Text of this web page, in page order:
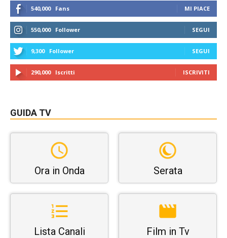
540,000 Fans MI PIACE
550,000 Follower SEGUI
9,300 Follower SEGUI
290,000 Iscritti ISCRIVITI
GUIDA TV
Ora in Onda Serata
Lista Canali Film in Tv